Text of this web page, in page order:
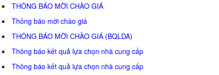
THÔNG BÁO MỜI CHÀO GIÁ
Thông báo mời chào giá
THÔNG BÁO MỜI CHÀO GIÁ (BQLDA)
Thông báo kết quả lựa chọn nhà cung cấp
Thông báo kết quả lựa chọn nhà cung cấp